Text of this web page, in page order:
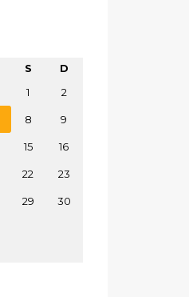
S D
1 2
8 9
15 16
22 23
29 30